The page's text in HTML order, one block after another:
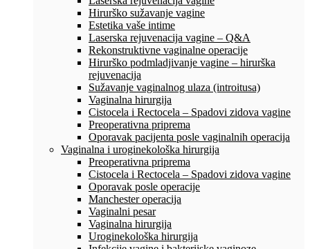
Hirurško sužavanje vagine
Estetika vaše intime
Laserska rejuvenacija vagine – Q&A
Rekonstruktivne vaginalne operacije
Hirurško podmladjivanje vagine – hirurška
rejuvenacija
Sužavanje vaginalnog ulaza (introitusa)
Vaginalna hirurgija
Cistocela i Rectocela – Spadovi zidova vagine
Preoperativna priprema
Oporavak pacijenta posle vaginalnih operacija
Vaginalna i uroginekološka hirurgija
Preoperativna priprema
Cistocela i Rectocela – Spadovi zidova vagine
Oporavak posle operacije
Manchester operacija
Vaginalni pesar
Vaginalna hirurgija
Uroginekološka hirurgija